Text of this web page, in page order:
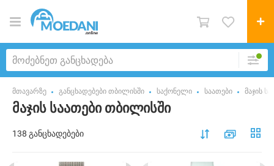
მთავარზე განცხადებები თბილისში საქონელი საათები მაჯის
მაჯის საათები თბილისში
138 განცხადებები